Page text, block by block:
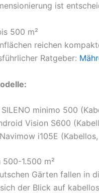
ist
500 m²
reichen
Ratgeber:
SILENO minimo 500
Vision S600
i105E
1.500 m²
Gärten fallen in
der Blick auf